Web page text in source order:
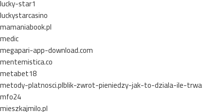
lucky-star1
luckystarcasino
mamaniabook.pl
medic
megapari-app-download.com
mentemistica.co
metabet18
metody-platnosci.plblik-zwrot-pieniedzy-jak-to-dziala-ile-trwa
mfo24
mieszkajmilo.pl